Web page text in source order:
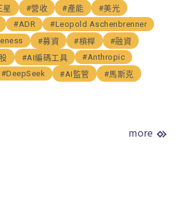
星 #營收 #產能
#美光
#ADR
#Leopold Aschenbrenner
#募資 #槓桿
#融資
#AI編碼工具
#Anthropic
#DeepSeek #AI監管 #馬斯克
more